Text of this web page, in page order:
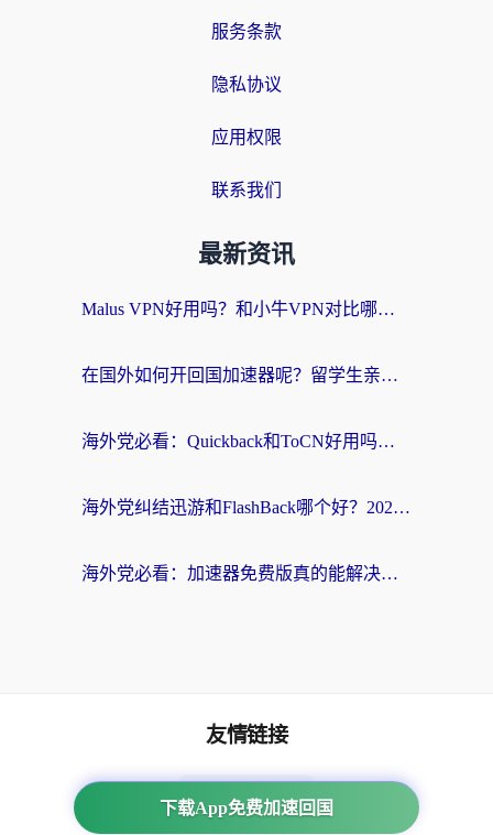
服务条款
隐私协议
应用权限
联系我们
最新资讯
Malus VPN好用吗？和小牛VPN对比哪个回国效果更好？海外党亲测实用指南
在国外如何开回国加速器呢？留学生亲测的无缝访问国内资源指南
海外党必看：Quickback和ToCN好用吗？3分钟选对回国加速器的实用指南
海外党纠结迅游和FlashBack哪个好？2026实用指南教你选对回国加速器
海外党必看：加速器免费版真的能解决回国访问难题吗？附实用选择指南
下载App免费加速回国
友情链接
海外回国加速器